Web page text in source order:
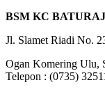
BSM KC
Jl. Slamet Riadi No.
Ogan Komering Ulu,
Telepon : (0735)